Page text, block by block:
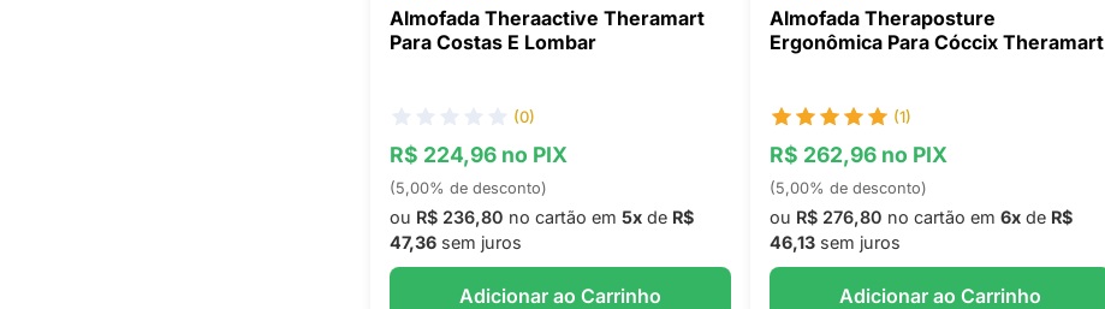
Almofada Theraactive Theramart
Para Costas E Lombar
(0)
R$ 224,96 no PIX
(5,00% de desconto)
ou R$ 236,80 no cartão em 5xde R$
47,36sem juros
Adicionar ao Carrinho
Almofada Theraposture
Ergonômica Para Cóccix Theramart
(1)
R$ 262,96 no PIX
(5,00% de desconto)
ou R$ 276,80 no cartão em 6xde R$
46,13sem juros
Adicionar ao Carrinho